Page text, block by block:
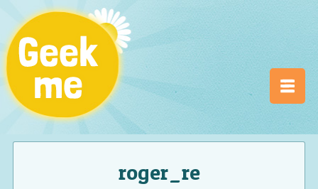
roger_re